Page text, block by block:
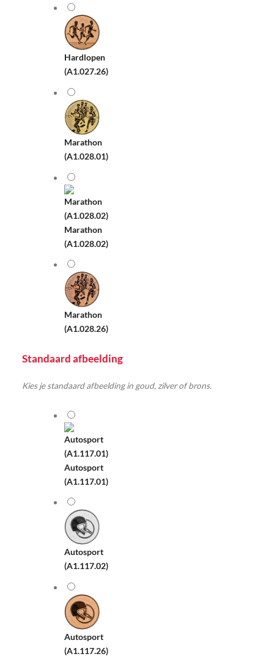
Hardlopen
(A1.027.26)
Marathon
(A1.028.01)
Marathon
(A1.028.02)
Marathon
(A1.028.26)
Standaard afbeelding
Kies je standaard afbeelding in goud, zilver of brons.
Autosport
(A1.117.01)
Autosport
(A1.117.02)
Autosport
(A1.117.26)